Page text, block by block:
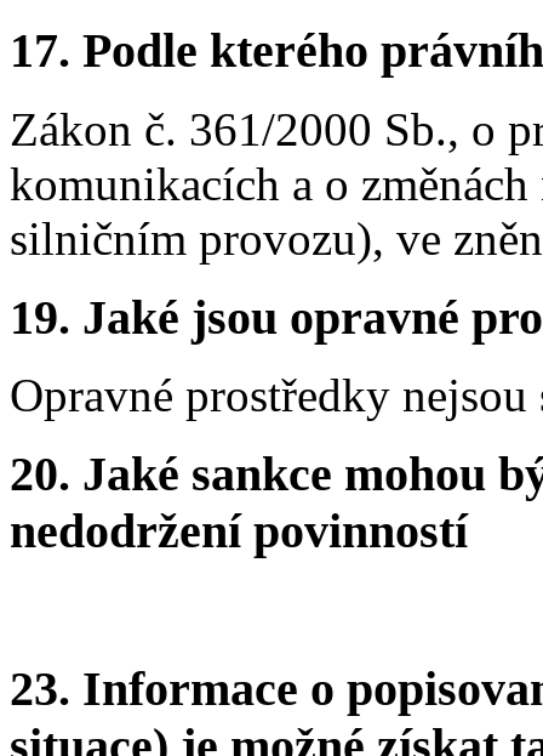
17. Podle kterého
Zákon č. 361/2000 Sb., o
komunikacích a o
silničním provozu), ve
19. Jaké jsou opravné
Opravné prostředky nejsou
20. Jaké sankce mohou
nedodržení povinností
23. Informace o